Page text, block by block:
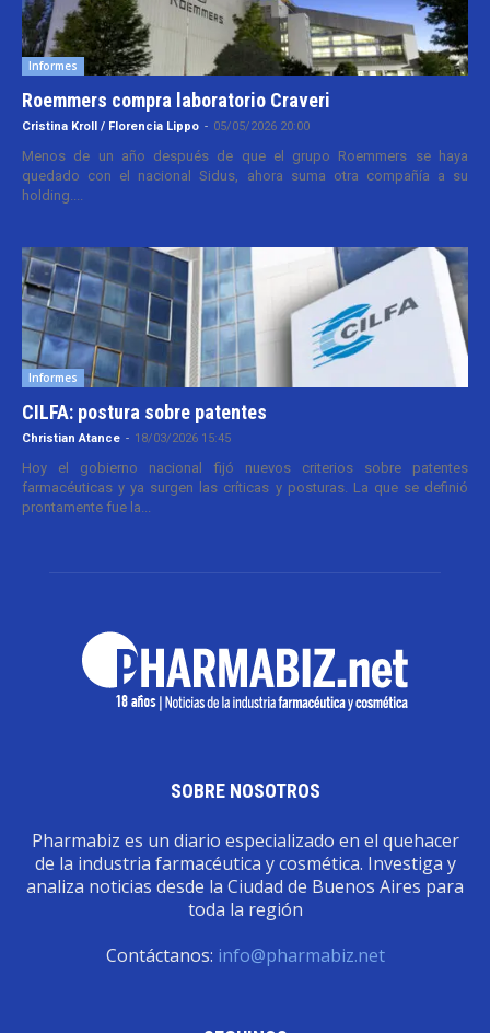
Informes
Roemmers compra laboratorio Craveri
Cristina Kroll / Florencia Lippo - 05/05/2026 20:00
Menos de un año después de que el grupo Roemmers se haya
quedado con el nacional Sidus, ahora suma otra compañía a su
holding....
Informes
CILFA: postura sobre patentes
Christian Atance - 18/03/2026 15:45
Hoy el gobierno nacional fijó nuevos criterios sobre patentes
farmacéuticas y ya surgen las críticas y posturas. La que se definió
prontamente fue la...
SOBRE NOSOTROS
Pharmabiz es un diario especializado en el quehacer
de la industria farmacéutica y cosmética. Investiga y
analiza noticias desde la Ciudad de Buenos Aires para
toda la región
Contáctanos: info@pharmabiz.net